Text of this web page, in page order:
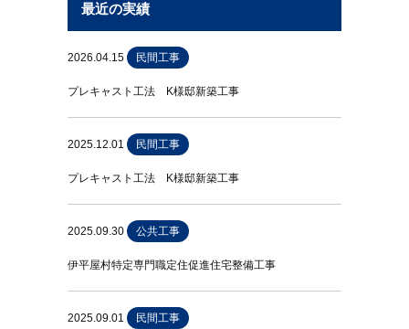
最近の実績
2026.04.15 民間工事
プレキャスト工法 K様邸新築工事
2025.12.01 民間工事
プレキャスト工法 K様邸新築工事
2025.09.30 公共工事
伊平屋村特定専門職定住促進住宅整備工事
2025.09.01 民間工事